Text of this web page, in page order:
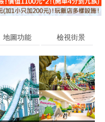
地圖功能 檢視街景